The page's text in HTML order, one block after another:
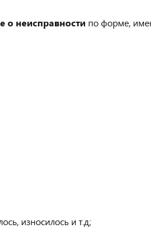
о неисправности по форме,
износилось и т.д;